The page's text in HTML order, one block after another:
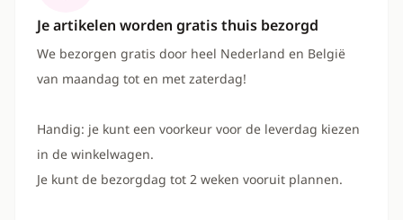
Je artikelen worden gratis thuis bezorgd
We bezorgen gratis door heel Nederland en België
van maandag tot en met zaterdag!
Handig: je kunt een voorkeur voor de leverdag kiezen
in de winkelwagen.
Je kunt de bezorgdag tot 2 weken vooruit plannen.